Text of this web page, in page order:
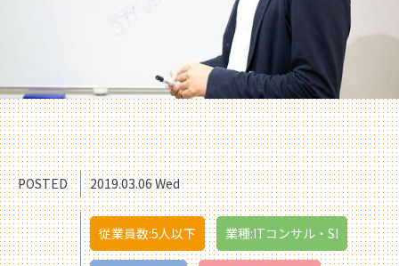
POSTED 2019.03.06 Wed
従業員数:5人以下 業種:ITコンサル・SI